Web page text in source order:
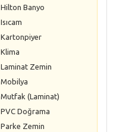
Hilton Banyo
Isıcam
Kartonpiyer
Klima
Laminat Zemin
Mobilya
Mutfak (Laminat)
PVC Doğrama
Parke Zemin